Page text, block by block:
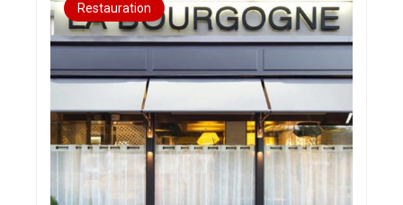
Restauration